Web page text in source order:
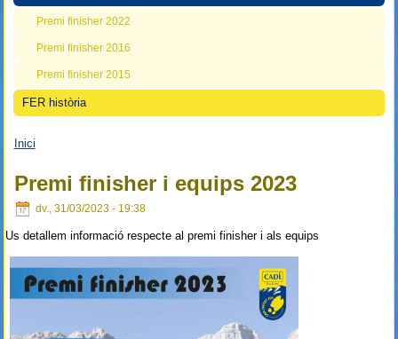
Premi finisher 2022
Premi finisher 2016
Premi finisher 2015
FER història
Inici
Premi finisher i equips 2023
dv., 31/03/2023 - 19:38
Us detallem informació respecte al premi finisher i als equips